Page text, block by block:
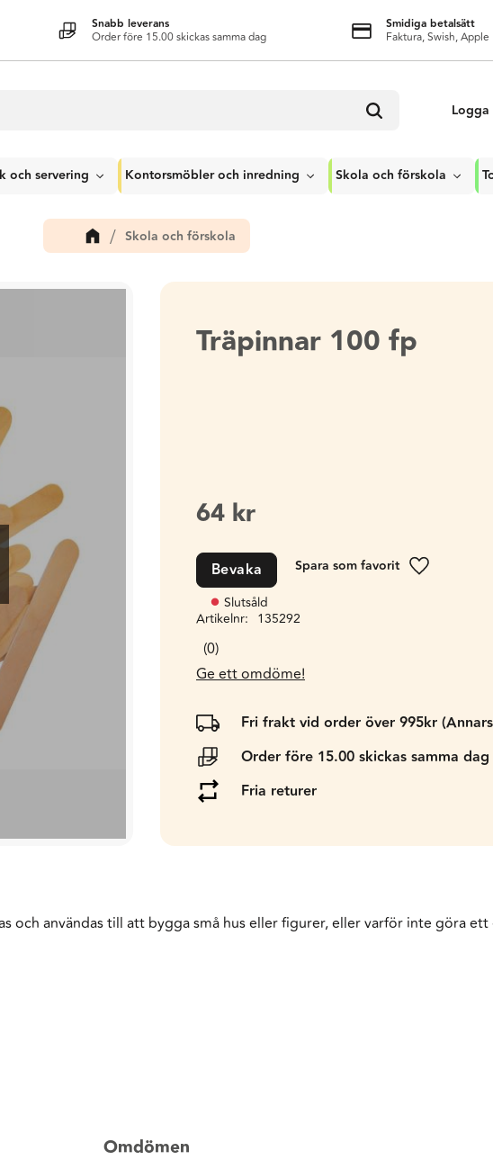
Snabb leverans
Order före 15.00 skickas samma dag
Smidiga betalsätt
Faktura, Swish, Apple
Logga
och servering Kontorsmöbler och inredning Skola och förskola
Skola och förskola
Träpinnar 100 fp
64 kr
Lägg till i
Bevaka
Slutsåld
Artikelnr
135292
0
Ge ett omdöme!
Fri frakt vid order över 995kr
Order före 15.00 skickas samma dag
Fria returer
och användas till att bygga små hus eller figurer, eller varför inte göra
Omdömen